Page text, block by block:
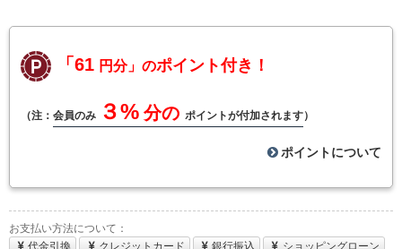
「61 円分」のポイント付き！
（注： 会員のみ ３% 分の ポイントが付加されます）
ポイントについて
お支払い方法について：
代金引換
クレジットカード 銀行振込 ショッピングローン